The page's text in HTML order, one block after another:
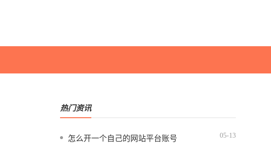
热门资讯
怎么开一个自己的网站平台账号 05-13